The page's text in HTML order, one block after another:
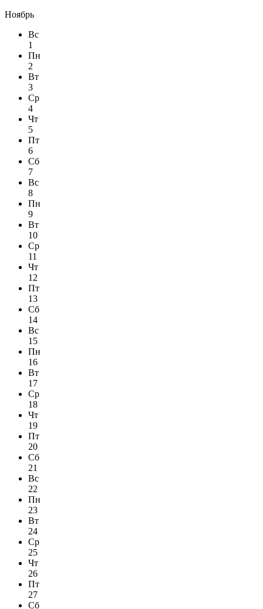
Ноябрь
Вс
1
Пн
2
Вт
3
Ср
4
Чт
5
Пт
6
Сб
7
Вс
8
Пн
9
Вт
10
Ср
11
Чт
12
Пт
13
Сб
14
Вс
15
Пн
16
Вт
17
Ср
18
Чт
19
Пт
20
Сб
21
Вс
22
Пн
23
Вт
24
Ср
25
Чт
26
Пт
27
Сб